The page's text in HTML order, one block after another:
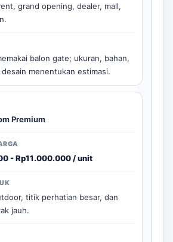
grand opening, dealer, mall,
balon gate; ukuran, bahan,
menentukan estimasi.
Premium
- Rp11.000.000 / unit
titik perhatian besar, dan
jauh.